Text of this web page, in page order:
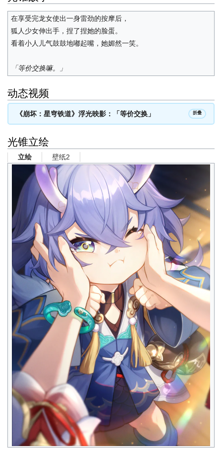
在享受完龙女使出一身雷劲的按摩后，
狐人少女伸出手，捏了捏她的脸蛋。
看着小人儿气鼓鼓地嘟起嘴，她媚然一笑。
「等价交换嘛。」
动态视频
《崩坏：星穹铁道》浮光映影：「等价交换」 折叠
光锥立绘
立绘 壁纸2